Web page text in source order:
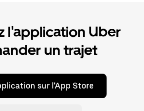
l'application Uber
un trajet
sur l'App Store